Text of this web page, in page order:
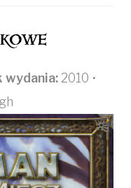
wydania: 2010 ⋅